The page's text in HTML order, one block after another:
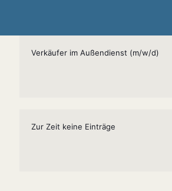
Verkäufer im Außendienst (m/w/d)
Zur Zeit keine Einträge